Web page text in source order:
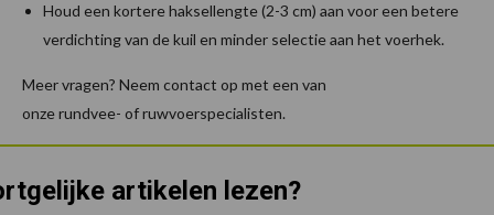
Houd een kortere haksellengte (2-3 cm) aan voor een betere
verdichting van de kuil en minder selectie aan het voerhek.
Meer vragen? Neem contact op met een van
onze rundvee- of ruwvoerspecialisten.
artikelen lezen?